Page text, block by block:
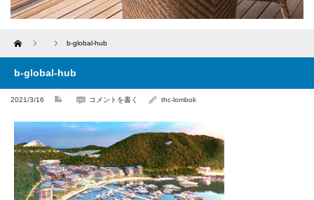
Home b-global-hub
b-global-hub
2021/3/16 コメントを書く thc-lombok